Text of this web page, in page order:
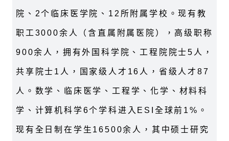
院、2个临床医学院、12所附属学校。现有教
职工3000余人（含直属附属医院），高级职称
900余人，拥有外国科学院、工程院院士5人，
共享院士1人，国家级人才16人，省级人才87
人。数学、临床医学、工程学、化学、材料科
学、计算机科学6个学科进入ESI全球前1%。
现有全日制在学生16500余人，其中硕士研究